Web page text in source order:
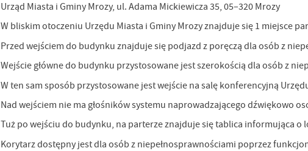
Urząd Miasta i Gminy Mrozy, ul. Adama Mickiewicza 35, 05–320 Mrozy
W bliskim otoczeniu Urzędu Miasta i Gminy Mrozy znajduje się 1 miejsce
Przed wejściem do budynku znajduje się podjazd z poręczą dla osób z
Wejście główne do budynku przystosowane jest szerokością dla osób z
W ten sam sposób przystosowane jest wejście na salę konferencyjną
Nad wejściem nie ma głośników systemu naprowadzającego dźwiękowo
Tuż po wejściu do budynku, na parterze znajduje się tablica informująca
Korytarz dostępny jest dla osób z niepełnosprawnościami poprzez
pozwalają nam na ocenę naszych serwisów internetowych pod względem
wśród użytkowników. Zgromadzone informacje są przetwarzane w formie
Wyrażenie zgody na analityczne pliki cookies gwarantuje dostępność
funkcjonalności.
Reklamowe
Dzięki reklamowym plikom cookies prezentujemy Ci najciekawsze
stronach naszych partnerów.
Promocyjne pliki cookies służą do prezentowania Ci naszych
internetowej. Treści promocyjne mogą pojawić się na stronach
pośredników prezentujących nasze treści w postaci wiadomości, ofert,
Więcej